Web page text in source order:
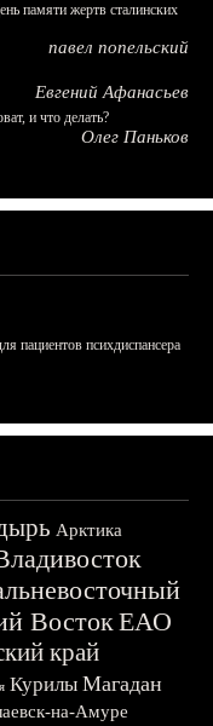
памяти жертв сталинских
павел попельский
Евгений Афанасьев
и что делать?
Олег Паньков
пациентов психдиспансера
Арктика
ВостокЕАО
край
Курилы Магадан
на-Амуре